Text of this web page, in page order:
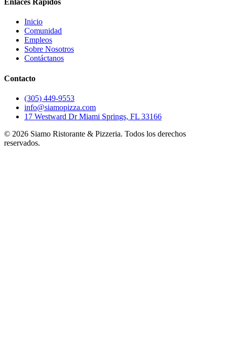
Enlaces Rápidos
Inicio
Comunidad
Empleos
Sobre Nosotros
Contáctanos
Contacto
(305) 449-9553
info@siamopizza.com
17 Westward Dr Miami Springs, FL 33166
© 2026 Siamo Ristorante & Pizzeria. Todos los derechos
reservados.